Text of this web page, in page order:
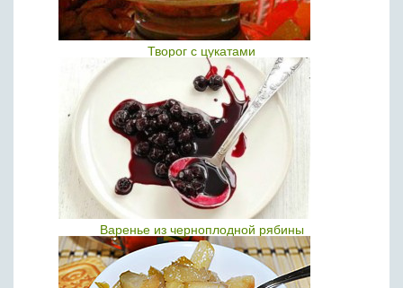
Творог с цукатами
Варенье из черноплодной рябины